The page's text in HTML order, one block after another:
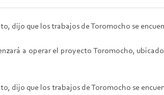
dijo que los trabajos de Toromocho se
a operar el proyecto Toromocho,
dijo que los trabajos de Toromocho se